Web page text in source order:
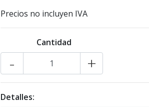
Precios no incluyen IVA
Cantidad
+
-
Detalles: